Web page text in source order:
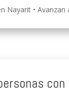
Nayarit •